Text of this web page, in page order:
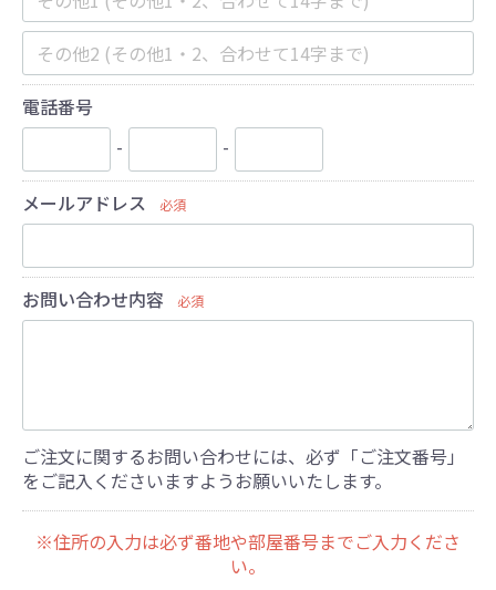
電話番号
-
-
メールアドレス 必須
お問い合わせ内容 必須
ご注文に関するお問い合わせには、必ず「ご注文番号」
をご記入くださいますようお願いいたします。
※住所の入力は必ず番地や部屋番号までご入力くださ
い。